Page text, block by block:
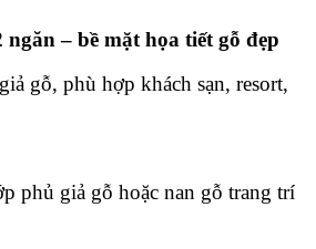
– bề mặt họa tiết gỗ đẹp
gỗ, phù hợp khách sạn, resort,
phủ giả gỗ hoặc nan gỗ trang trí